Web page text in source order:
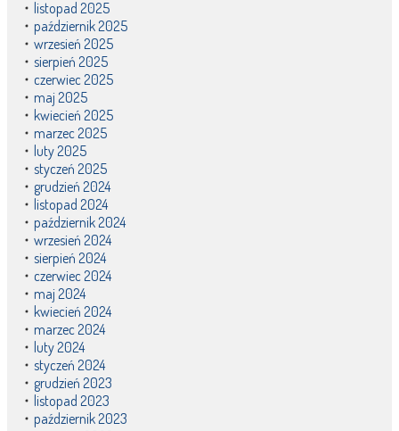
listopad 2025
październik 2025
wrzesień 2025
sierpień 2025
czerwiec 2025
maj 2025
kwiecień 2025
marzec 2025
luty 2025
styczeń 2025
grudzień 2024
listopad 2024
październik 2024
wrzesień 2024
sierpień 2024
czerwiec 2024
maj 2024
kwiecień 2024
marzec 2024
luty 2024
styczeń 2024
grudzień 2023
listopad 2023
październik 2023